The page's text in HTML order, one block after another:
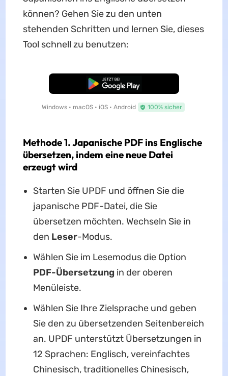
können? Gehen Sie zu den unten
stehenden Schritten und lernen Sie, dieses
Tool schnell zu benutzen:
Kostenloser Download
Windows • macOS • iOS • Android 100% sicher
Methode 1. Japanische PDF ins Englische
übersetzen, indem eine neue Datei
erzeugt wird
Starten Sie UPDF und öffnen Sie die
japanische PDF-Datei, die Sie
übersetzen möchten. Wechseln Sie in
den Leser-Modus.
Wählen Sie im Lesemodus die Option
PDF-Übersetzung in der oberen
Menüleiste.
Wählen Sie Ihre Zielsprache und geben
Sie den zu übersetzenden Seitenbereich
an. UPDF unterstützt Übersetzungen in
12 Sprachen: Englisch, vereinfachtes
Chinesisch, traditionelles Chinesisch,